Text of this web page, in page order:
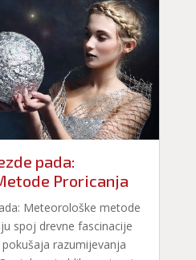
pada:
Proricanja
Meteorološke metode
spoj drevne fascinacije
razumijevanja